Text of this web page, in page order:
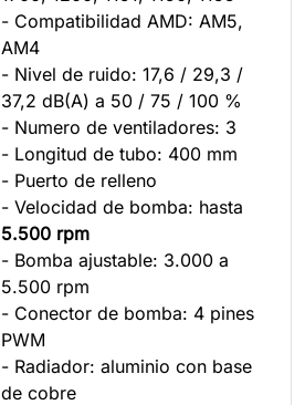
- Compatibilidad AMD: AM5,
AM4
- Nivel de ruido: 17,6 / 29,3 /
37,2 dB(A) a 50 / 75 / 100 %
- Numero de ventiladores: 3
- Longitud de tubo: 400 mm
- Puerto de relleno
- Velocidad de bomba: hasta
5.500 rpm
- Bomba ajustable: 3.000 a
5.500 rpm
- Conector de bomba: 4 pines
PWM
- Radiador: aluminio con base
de cobre